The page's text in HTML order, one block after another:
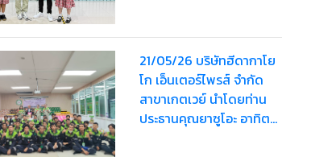
ศึกษาค้นหาความเป็นเลิศ
ทางวิชาการ ประจำปีการ
ศึกษา 2568
21/05/26 บริษัทฮีดากาโย
โก เอ็นเตอร์ไพรส์ จำกัด
สาขาเกตเวย์ นำโดยท่าน
ประธานคุณยาซูโอะ อาทิตย์